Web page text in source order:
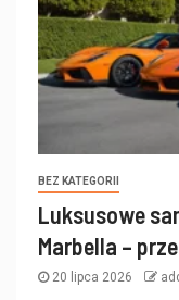
BEZ KATEGORII
Luksusowe
Marbella –
20 lipca 2026